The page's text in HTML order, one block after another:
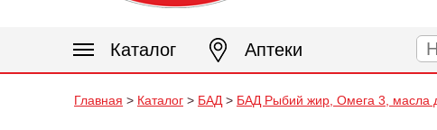
Каталог Аптеки
Главная > Каталог > БАД > БАД Рыбий жир, Омега 3, масла